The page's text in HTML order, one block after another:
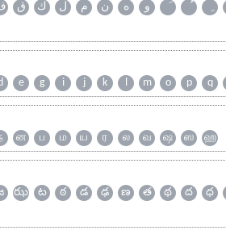
ق ك ل م ن ه و
e g i j k l m o p q
ன ப ம ய ர ல வ ஷ ஸ ஹ
ఝ ట ఠ డ ఢ ణ త థ ద ధ